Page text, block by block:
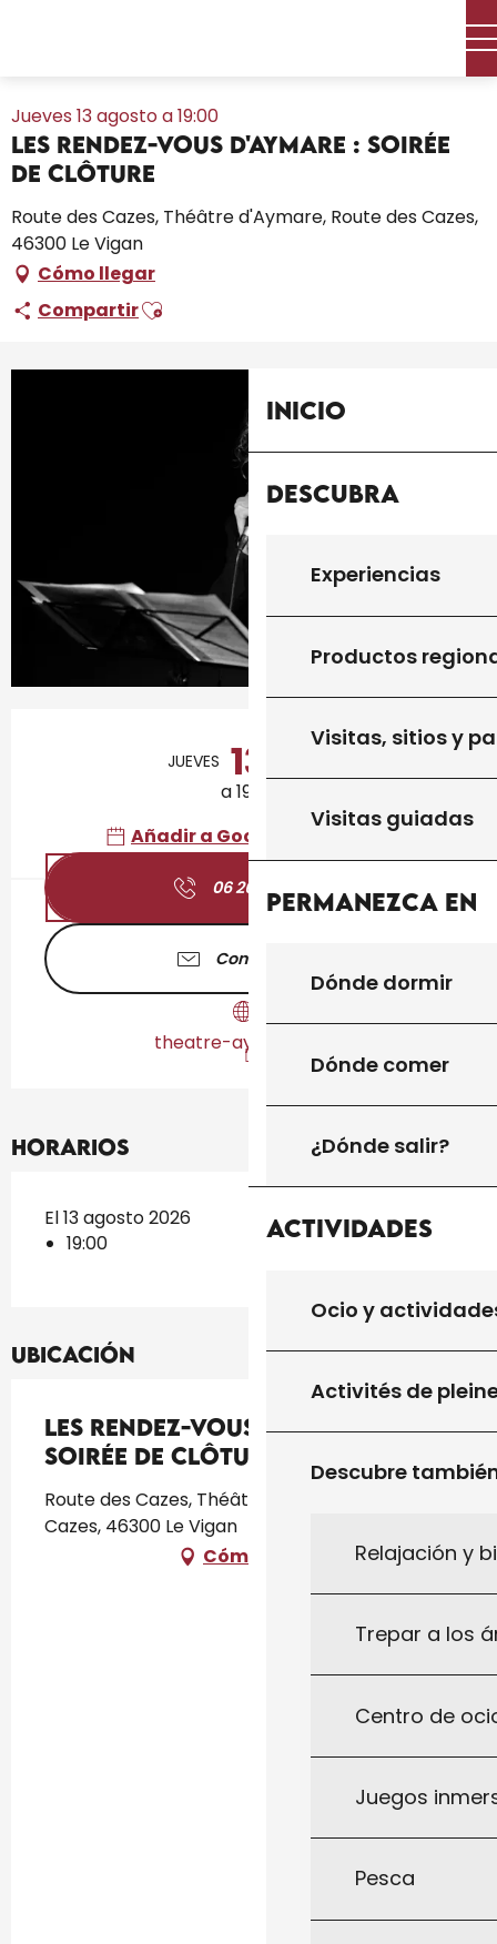
Inicio
Descubra
Experiencias
Productos
Visitas, sitios y
Visitas guiadas
Permanezca en
Dónde dormir
Dónde comer
¿Dónde salir?
Actividades
Ocio y
Activités de
Descubre
Relajación y
Trepar a los
Centro de
Juegos
Pesca
Jueves 13 agosto a 19:00
Les Rendez-Vous d'Aymare : Soirée
de clôture
Route des Cazes, Théâtre d'Aymare, Route des Cazes,
46300 Le Vigan
Cómo llegar
CompartirAjouter aux favoris
Horarios y datos de contacto
JUEVES 13
a 19:00
Añadir a Google Calendar
06 26 94 71
Contáctenos
theatre-aymare.com
Horarios
El 13 agosto 2026
19:00
Ubicación
Les Rendez-Vous d'Aymare :
Soirée de clôture
Route des Cazes, Théâtre d'Aymare, Route des
Cazes, 46300 Le Vigan
Cómo llegar